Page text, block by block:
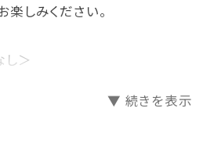
しみください。
＞
のお車の移動をホテルスタッフ
▼ 続きを表示